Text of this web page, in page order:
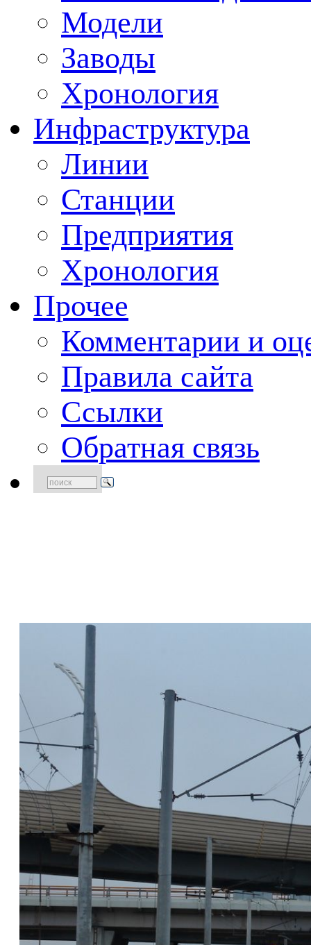
Модели
Заводы
Хронология
Инфраструктура
Линии
Станции
Предприятия
Хронология
Прочее
Комментарии и
Правила сайта
Ссылки
Обратная связь